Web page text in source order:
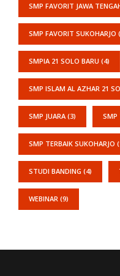
SMP FAVORIT JAWA
SMP FAVORIT SUKOHARJO
SMPIA 21 SOLO BARU (4)
SMP ISLAM AL AZHAR 21
SMP JUARA (3) SMP
SMP TERBAIK SUKOHARJO
STUDI BANDING (4)
WEBINAR (9)